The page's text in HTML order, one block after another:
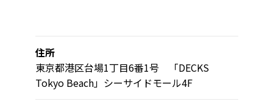
住所
東京都港区台場1丁目6番1号 「DECKS
Tokyo Beach」シーサイドモール4F